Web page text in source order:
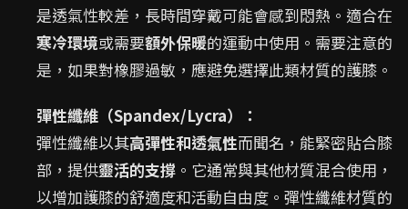
是透氣性較差，長時間穿戴可能會感到悶熱。適合在
寒冷環境或需要額外保暖的運動中使用。需要注意的
是，如果對橡膠過敏，應避免選擇此類材質的護膝。
彈性纖維（Spandex/Lycra）：
彈性纖維以其高彈性和透氣性而聞名，能緊密貼合膝
部，提供靈活的支撐 。它通常與其他材質混合使用，
以增加護膝的舒適度和活動自由度。彈性纖維材質的